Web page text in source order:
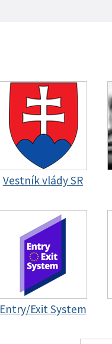
Vestník vlády SR
Entry/Exit System